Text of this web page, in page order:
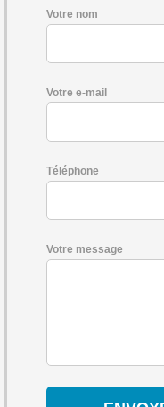
Votre nom
Votre e-mail
Téléphone
Votre message